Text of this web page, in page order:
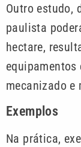
Outro estudo,
paulista
hectare,
mecanizado e
Exemplos
Na prática,